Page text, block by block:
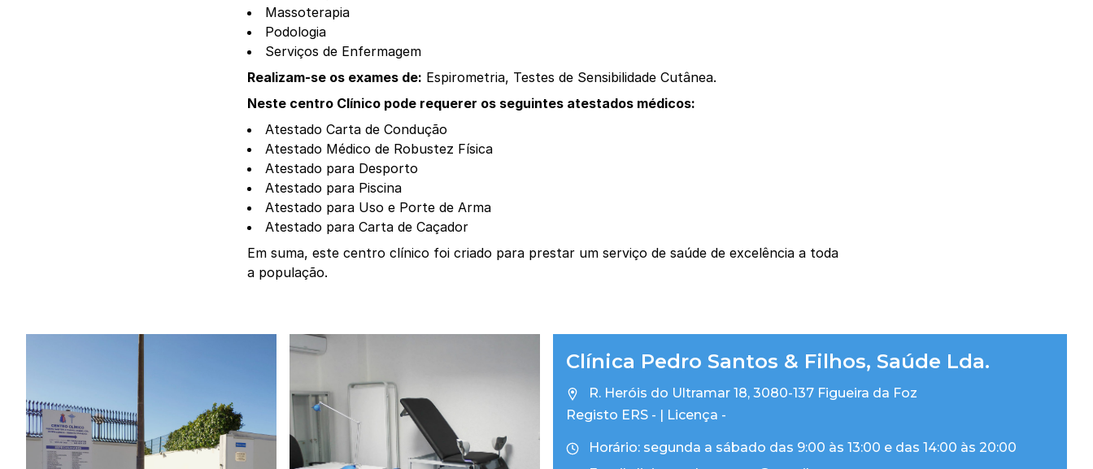
Massoterapia
Podologia
Serviços de Enfermagem
Realizam-se os exames de: Espirometria, Testes de Sensibilidade Cutânea.
Neste centro Clínico pode requerer os seguintes atestados médicos:
Atestado Carta de Condução
Atestado Médico de Robustez Física
Atestado para Desporto
Atestado para Piscina
Atestado para Uso e Porte de Arma
Atestado para Carta de Caçador
Em suma, este centro clínico foi criado para prestar um serviço de saúde de excelência a toda
a população.
Clínica Pedro Santos & Filhos, Saúde Lda.
R. Heróis do Ultramar 18, 3080-137 Figueira da Foz
Registo ERS - | Licença -
Horário: segunda a sábado das 9:00 às 13:00 e das 14:00 às 20:00